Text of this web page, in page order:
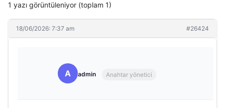
1 yazı görüntüleniyor (toplam 1)
18/06/2026: 7:37 am #26424
A admin Anahtar yönetici